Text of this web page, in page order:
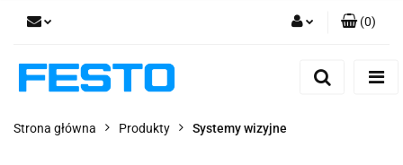
Dodaj zgłoszenie
(0)
Strona główna Produkty Systemy wizyjne